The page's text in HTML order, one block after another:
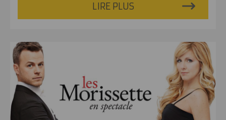
LIRE PLUS